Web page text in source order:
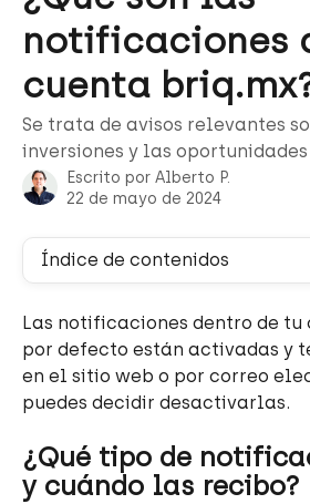
notificaciones
cuenta
Se trata de avisos relevantes
inversiones y las
Escrito por Alberto P.
22 de mayo de 2024
Índice de contenidos
Las notificaciones dentro de tu
por defecto están activadas y
en el sitio web o por correo
puedes decidir desactivarlas.
¿Qué tipo de
y cuándo las recibo?